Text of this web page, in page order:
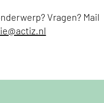
Vragen? Mail